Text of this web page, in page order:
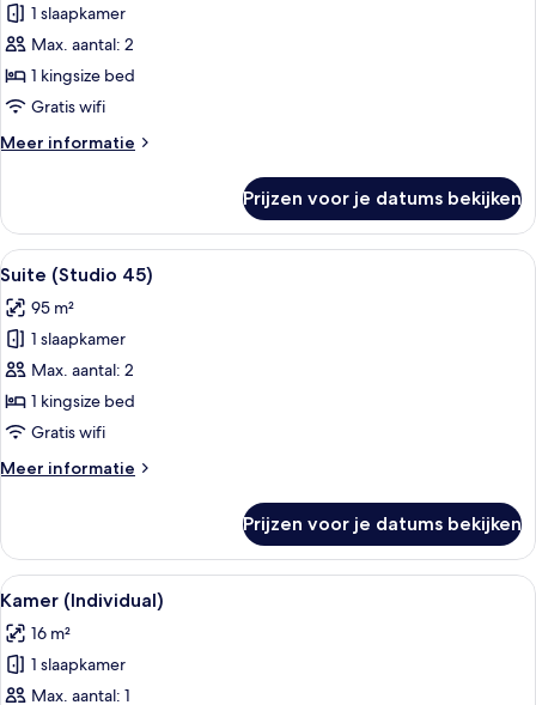
Suite
(Corner)
laden
1 slaapkamer
Max. aantal: 2
1 kingsize bed
Gratis wifi
Meer informatie
Meer
(Corner)
Prijzen voor je datums bekijken
Alle
foto's
voor
Suite
(Studio
45)
laden
Een moderne hotelkamer met een
18
Suite (Studio 45)
95 m²
1 slaapkamer
Max. aantal: 2
1 kingsize bed
Gratis wifi
Meer informatie
Meer
(Studio
45)
Prijzen voor je datums bekijken
Alle
foto's
voor
Kamer
(Individual)
Een hotelkamer met een bed, een
7
Kamer (Individual)
16 m²
1 slaapkamer
Max. aantal: 1